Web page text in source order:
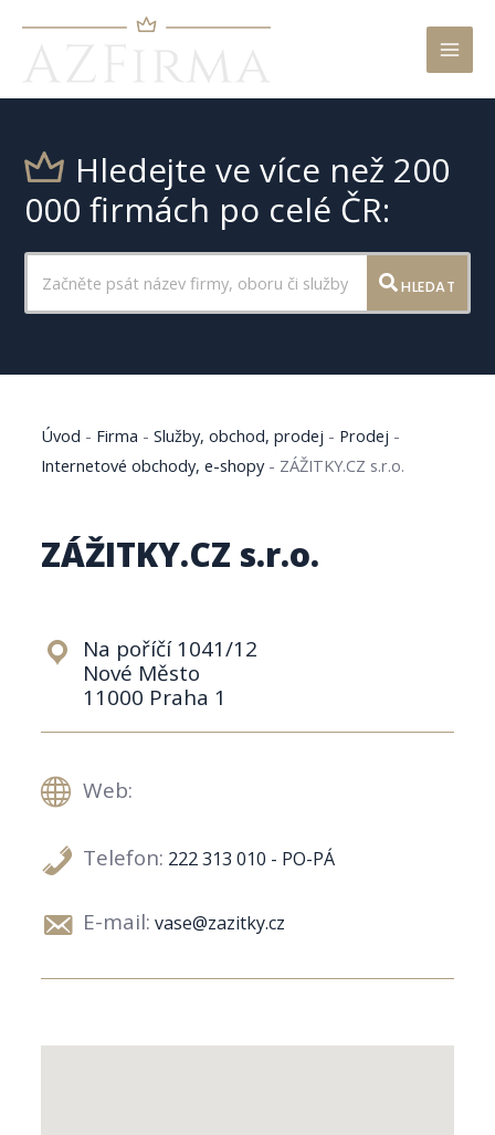
Hledejte ve více než 200
000 firmách po celé ČR:
HLEDAT
Úvod - Firma -Služby, obchod, prodej - Prodej -
Internetové obchody, e-shopy- ZÁŽITKY.CZ s.r.o.
ZÁŽITKY.CZ s.r.o.
Na poříčí 1041/12
Nové Město
11000 Praha 1
Web:
Telefon: 222 313 010 - PO-PÁ
E-mail: vase@zazitky.cz